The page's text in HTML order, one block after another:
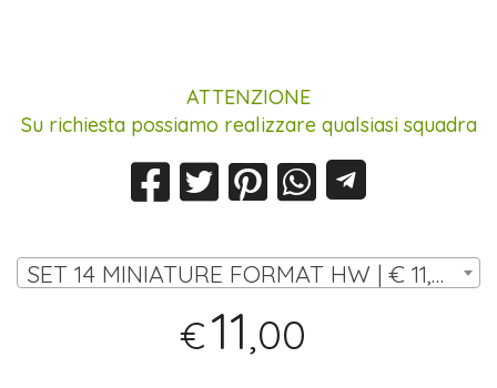
ATTENZIONE
Su richiesta possiamo realizzare qualsiasi squadra
SET 14 MINIATURE FORMAT HW | € 11,00
€11,00